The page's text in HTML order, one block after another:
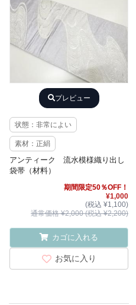
プレビュー
状態：非常によい
素材：正絹
アンティーク 流水模様織り出し
袋帯（材料）
期間限定50％OFF！
¥1,000
(税込 ¥1,100)
通常価格 ¥2,000 (税込 ¥2,200)
カゴに入れる
お気に入り